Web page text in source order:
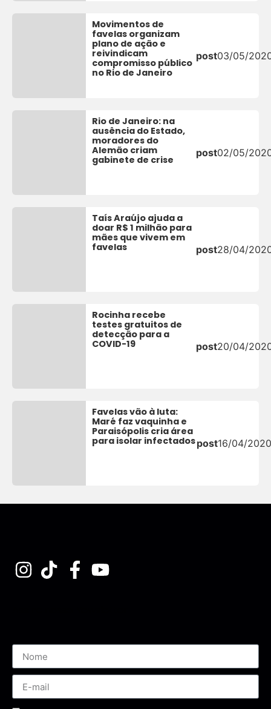
Movimentos de
favelas organizam
plano de ação e
reivindicam
compromisso público
no Rio de Janeiro
post03/05/
Rio de Janeiro: na
ausência do Estado,
moradores do
Alemão criam
gabinete de crise
post02/05/
Taís Araújo ajuda a
doar R$ 1 milhão para
mães que vivem em
favelas
post28/04/
Rocinha recebe
testes gratuitos de
detecção para a
COVID-19
post20/04/
Favelas vão à luta:
Maré faz vaquinha e
Paraisópolis cria área
para isolar infectadospost16/04/